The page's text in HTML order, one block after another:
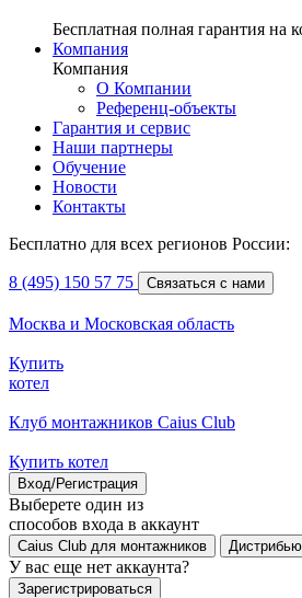
Бесплатная полная гарантия на
Компания
Компания
О Компании
Референц-объекты
Гарантия и сервис
Наши партнеры
Обучение
Новости
Контакты
Бесплатно для всех регионов России:
8 (495) 150 57 75 Связаться с нами
Москва и Московская область
Купить
котел
Клуб монтажников Caius Club
Купить котел
Вход/Регистрация
Выберете один из
способов входа в аккаунт
Caius Club для монтажников
У вас еще нет аккаунта?
Зарегистрироваться